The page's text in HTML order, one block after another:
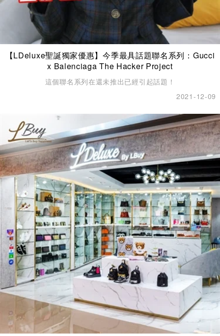
【LDeluxe聖誕獨家優惠】今季最具話題聯名系列：Gucci
x Balenciaga The Hacker Project
這個聯名系列在還未推出已經引起話題！
2021-12-09